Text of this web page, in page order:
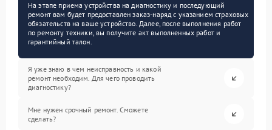
На этапе приема устройства на диагностику и последующий
ремонт вам будет предоставлен заказ-наряд с указанием страховых
обязательств на ваше устройство. Далее, после выполнения работ
по ремонту техники, вы получите акт выполненных работ и
гарантийный талон.
Я уже знаю в чем неисправность и какой
ремонт необходим. Для чего проводить
диагностику?
Мне нужен срочный ремонт. Сможете
сделать?